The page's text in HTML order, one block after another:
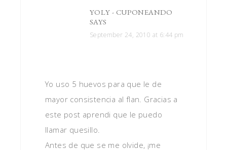
YOLY - CUPONEANDO
SAYS
September 24, 2010 at 6:44 pm
Yo uso 5 huevos para que le de
mayor consistencia al flan. Gracias a
este post aprendi que le puedo
llamar quesillo.
Antes de que se me olvide, ¡me